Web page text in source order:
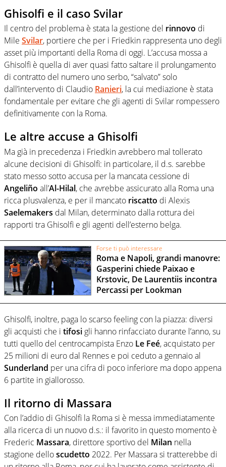
Ghisolfi e il caso Svilar
Il centro del problema è stata la gestione del rinnovo di
Mile Svilar, portiere che per i Friedkin rappresenta uno degli
asset più importanti della Roma di oggi. L’accusa mossa a
Ghisolfi è quella di aver quasi fatto saltare il prolungamento
di contratto del numero uno serbo, “salvato” solo
dall’intervento di Claudio Ranieri, la cui mediazione è stata
fondamentale per evitare che gli agenti di Svilar rompessero
definitivamente con la Roma.
Le altre accuse a Ghisolfi
Ma già in precedenza i Friedkin avrebbero mal tollerato
alcune decisioni di Ghisolfi: in particolare, il d.s. sarebbe
stato messo sotto accusa per la mancata cessione di
Angeliño all’Al-Hilal, che avrebbe assicurato alla Roma una
ricca plusvalenza, e per il mancato riscatto di Alexis
Saelemakers dal Milan, determinato dalla rottura dei
rapporti tra Ghisolfi e gli agenti dell’esterno belga.
Forse ti può interessare
Roma e Napoli, grandi manovre:
Gasperini chiede Paixao e
Krstovic, De Laurentiis incontra
Percassi per Lookman
Ghisolfi, inoltre, paga lo scarso feeling con la piazza: diversi
gli acquisti che i tifosi gli hanno rinfacciato durante l’anno, su
tutti quello del centrocampista Enzo Le Feé, acquistato per
25 milioni di euro dal Rennes e poi ceduto a gennaio al
Sunderland per una cifra di poco inferiore ma dopo appena
6 partite in giallorosso.
Il ritorno di Massara
Con l’addio di Ghisolfi la Roma si è messa immediatamente
alla ricerca di un nuovo d.s.: il favorito in questo momento è
Frederic Massara, direttore sportivo del Milan nella
stagione delloscudetto 2022. Per Massara si tratterebbe di